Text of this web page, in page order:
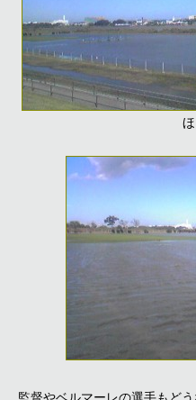
ほ
監督やベルマーレの選手もど